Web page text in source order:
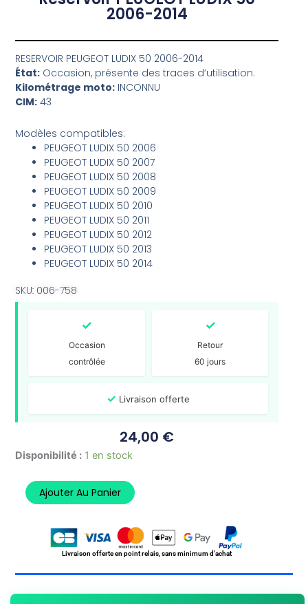
2006-2014
RESERVOIR PEUGEOT LUDIX 50 2006-2014
État: Occasion, présente des traces d’utilisation.
Kilométrage moto: INCONNU
CIM: 43
Modèles compatibles:
PEUGEOT LUDIX 50 2006
PEUGEOT LUDIX 50 2007
PEUGEOT LUDIX 50 2008
PEUGEOT LUDIX 50 2009
PEUGEOT LUDIX 50 2010
PEUGEOT LUDIX 50 2011
PEUGEOT LUDIX 50 2012
PEUGEOT LUDIX 50 2013
PEUGEOT LUDIX 50 2014
SKU: 006-758
✓
Occasion
contrôlée
✓
Retour
60 jours
✓ Livraison offerte
24,00 €
Disponibilité : 1 en stock
quantité
Reservoir
PEUGEOT
LUDIX
Ajouter Au Panier
Livraison offerte en point relais, sans minimum d'achat